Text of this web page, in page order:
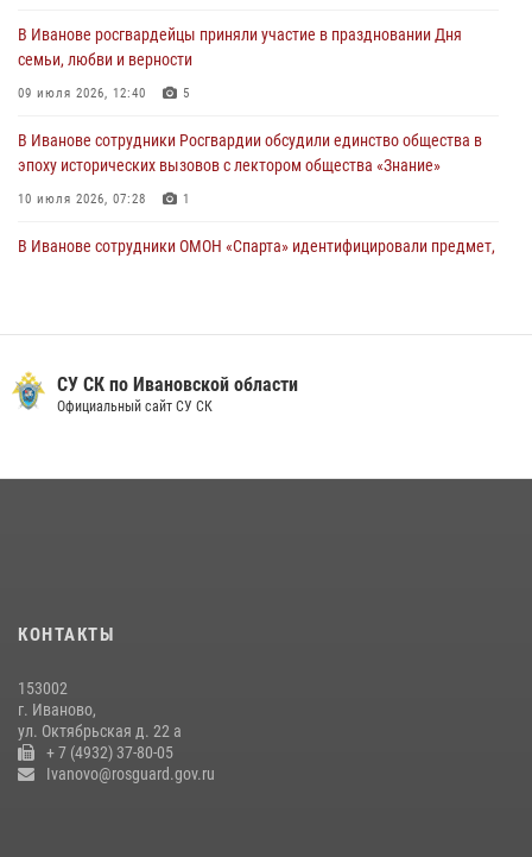
празднования Дня Крещения Руси
В Иванове росгвардейцы приняли участие в праздновании Дня
семьи, любви и верности
09 июля 2026, 12:40 5
В Иванове сотрудники Росгвардии обсудили единство общества в
эпоху исторических вызовов с лектором общества «Знание»
10 июля 2026, 07:28 1
В Иванове сотрудники ОМОН «Спарта» идентифицировали предмет,
15 июля 2026, 13:03
В Иванове росгвардейцы обеспечили безопасность граждан во
«Россия»
20 июля 2026, 09:12 3
СУ СК по Ивановской области
Официальный сайт СУ СК
КОНТАКТЫ
153002
г. Иваново,
ул. Октябрьская д. 22 а
+ 7 (4932) 37-80-05
Ivanovo@rosguard.gov.ru